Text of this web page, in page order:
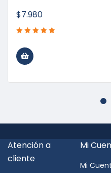
$7.980
Atención a
cliente
Mi
Mi